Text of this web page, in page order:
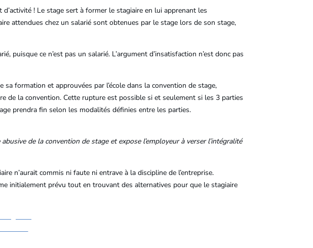
! Le stage sert à former le stagiaire en lui apprenant les
attendues chez un salarié sont obtenues par le stage lors de son stage,
puisque ce n’est pas un salarié. L’argument d’insatisfaction n’est donc pas
formation et approuvées par l’école dans la convention de stage,
de la convention. Cette rupture est possible si et seulement si les 3 parties
prendra fin selon les modalités définies entre les parties.
de la convention de stage et expose l’employeur à verser l’intégralité
n’aurait commis ni faute ni entrave à la discipline de l’entreprise.
initialement prévu tout en trouvant des alternatives pour que le stagiaire